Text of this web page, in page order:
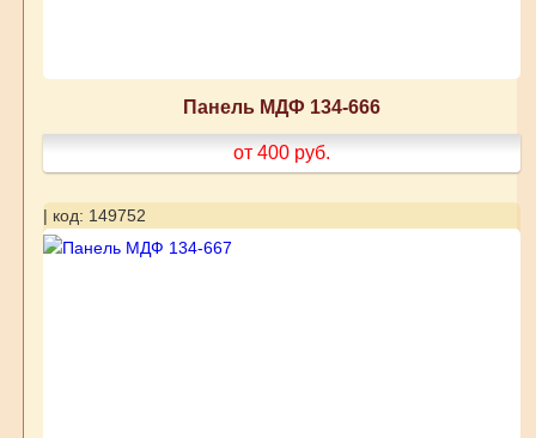
Панель МДФ 134-666
от 400 руб.
| код: 149752